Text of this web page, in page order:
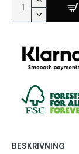
BESKRIVNING